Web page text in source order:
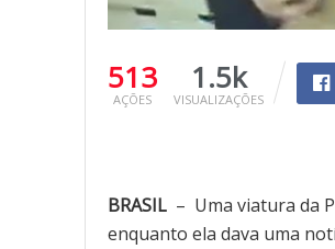
513
AÇÕES
1.5k
VISUALIZAÇÕES
BRASIL – Uma viatura da
enquanto ela dava uma